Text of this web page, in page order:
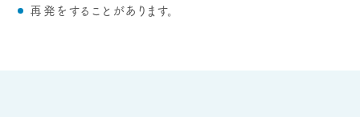
再発をすることがあります。